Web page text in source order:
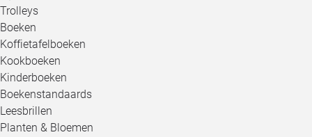
Trolleys
Boeken
Koffietafelboeken
Kookboeken
Kinderboeken
Boekenstandaards
Leesbrillen
Planten & Bloemen